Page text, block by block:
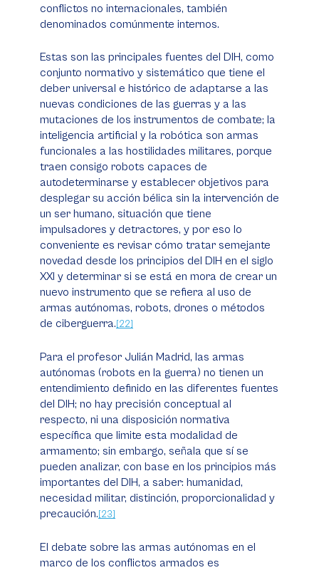
conflictos no internacionales, también
denominados comúnmente internos.
Estas son las principales fuentes del DIH, como
conjunto normativo y sistemático que tiene el
deber universal e histórico de adaptarse a las
nuevas condiciones de las guerras y a las
mutaciones de los instrumentos de combate; la
inteligencia artificial y la robótica son armas
funcionales a las hostilidades militares, porque
traen consigo robots capaces de
autodeterminarse y establecer objetivos para
desplegar su acción bélica sin la intervención de
un ser humano, situación que tiene
impulsadores y detractores, y por eso lo
conveniente es revisar cómo tratar semejante
novedad desde los principios del DIH en el siglo
XXI y determinar si se está en mora de crear un
nuevo instrumento que se refiera al uso de
armas autónomas, robots, drones o métodos
de ciberguerra.[22]
Para el profesor Julián Madrid, las armas
autónomas (robots en la guerra) no tienen un
entendimiento definido en las diferentes fuentes
del DIH; no hay precisión conceptual al
respecto, ni una disposición normativa
específica que limite esta modalidad de
armamento; sin embargo, señala que sí se
pueden analizar, con base en los principios más
importantes del DIH, a saber: humanidad,
necesidad militar, distinción, proporcionalidad y
precaución.[23]
El debate sobre las armas autónomas en el
marco de los conflictos armados es